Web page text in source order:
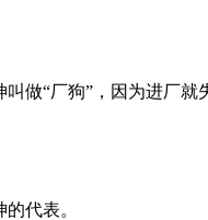
做“厂狗”，因为进厂就
代表。